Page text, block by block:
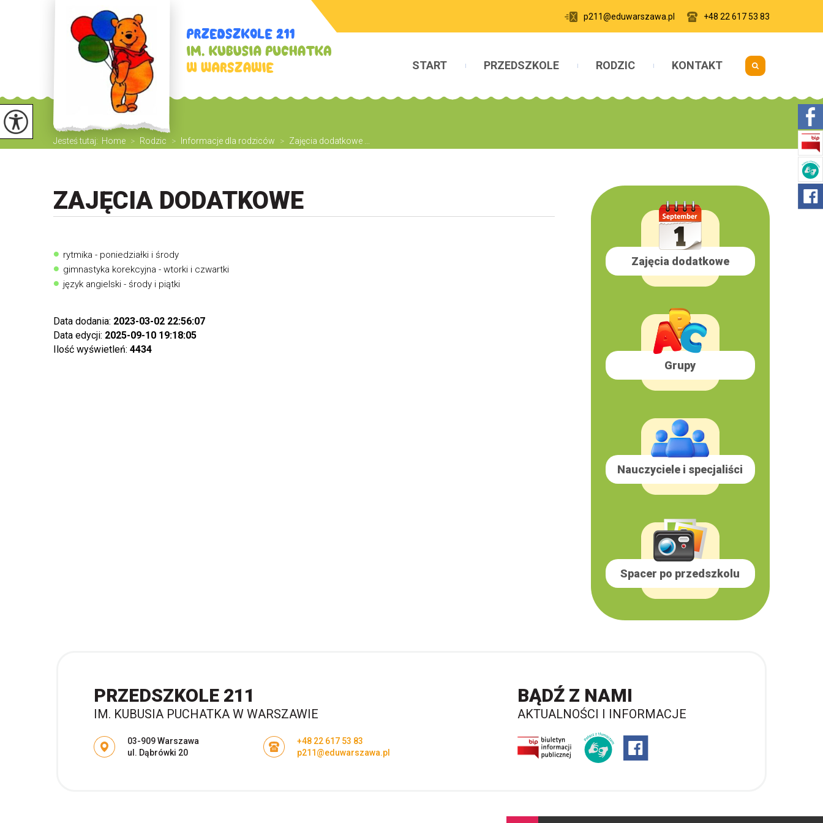
p211@eduwarszawa.pl +48 22 617 53 83
START PRZEDSZKOLE RODZIC KONTAKT
Jesteś tutaj: Home > Rodzic > Informacje dla rodziców > Zajęcia dodatkowe ...
ZAJĘCIA DODATKOWE
rytmika - poniedziałki i środy
gimnastyka korekcyjna - wtorki i czwartki
język angielski - środy i piątki
Data dodania: 2023-03-02 22:56:07
Data edycji: 2025-09-10 19:18:05
Ilość wyświetleń: 4434
Zajęcia dodatkowe
Grupy
Nauczyciele i specjaliści
Spacer po przedszkolu
PRZEDSZKOLE 211
IM. KUBUSIA PUCHATKA W WARSZAWIE
Adres pocztowy:
03-909 Warszawa
ul. Dąbrówki 20
+48 22 617 53 83
p211@eduwarszawa.pl
BĄDŹ Z NAMI
AKTUALNOŚCI I INFORMACJE